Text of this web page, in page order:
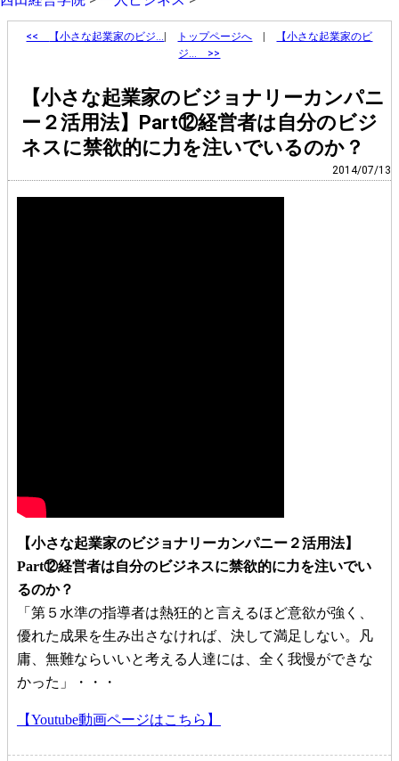
<< 【小さな起業家のビジ… トップページへ
【小さな起業家のビ
ジ… >>
【小さな起業家のビジョナリーカンパニ
ー２活用法】Part⑫経営者は自分のビジ
ネスに禁欲的に力を注いでいるのか？
2014/07/13
【小さな起業家のビジョナリーカンパニー２活用法】
Part⑫経営者は自分のビジネスに禁欲的に力を注いでい
るのか？
「第５水準の指導者は熱狂的と言えるほど意欲が強く、
優れた成果を生み出さなければ、決して満足しない。凡
庸、無難ならいいと考える人達には、全く我慢ができな
かった」・・・
【Youtube動画ページはこちら】